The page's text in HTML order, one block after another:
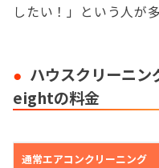
したい！」という人が
ハウスクリーニ
eightの料金
通常エアコンクリーニング